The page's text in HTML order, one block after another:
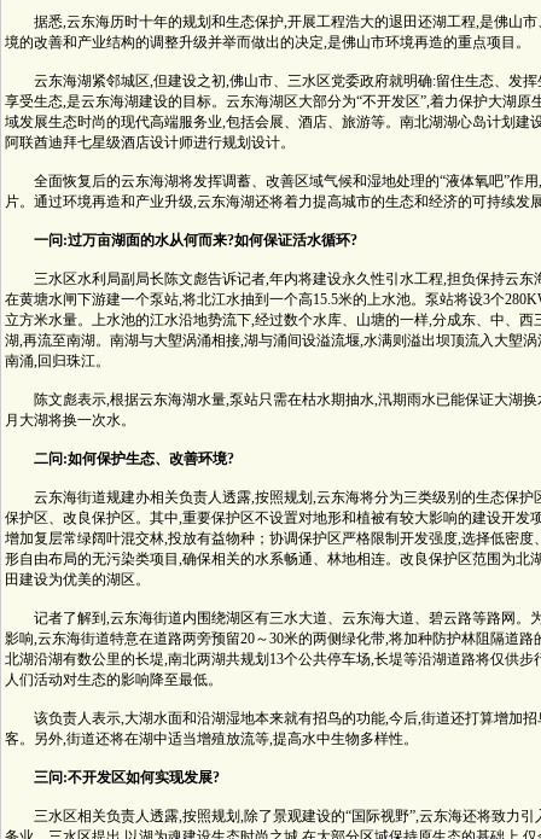
据悉,云东海历时十年的规划和生态保护,开展工程浩大的退田还湖工程,是佛山市
境的改善和产业结构的调整升级并举而做出的决定,是佛山市环境再造的重点项目。
云东海湖紧邻城区,但建设之初,佛山市、三水区党委政府就明确:留住生态、发挥
享受生态,是云东海湖建设的目标。云东海湖区大部分为“不开发区”,着力保护大湖原
域发展生态时尚的现代高端服务业,包括会展、酒店、旅游等。南北湖湖心岛计划建
阿联酋迪拜七星级酒店设计师进行规划设计。
全面恢复后的云东海湖将发挥调蓄、改善区域气候和湿地处理的“液体氧吧”作用
片。通过环境再造和产业升级,云东海湖还将着力提高城市的生态和经济的可持续发
一问:过万亩湖面的水从何而来?如何保证活水循环?
三水区水利局副局长陈文彪告诉记者,年内将建设永久性引水工程,担负保持云东
在黄塘水闸下游建一个泵站,将北江水抽到一个高15.5米的上水池。泵站将设3个
立方米水量。上水池的江水沿地势流下,经过数个水库、山塘的一样,分成东、中、西
湖,再流至南湖。南湖与大塱涡涌相接,湖与涌间设溢流堰,水满则溢出坝顶流入大塱
南涌,回归珠江。
陈文彪表示,根据云东海湖水量,泵站只需在枯水期抽水,汛期雨水已能保证大湖换
月大湖将换一次水。
二问:如何保护生态、改善环境?
云东海街道规建办相关负责人透露,按照规划,云东海将分为三类级别的生态保护
保护区、改良保护区。其中,重要保护区不设置对地形和植被有较大影响的建设开发
增加复层常绿阔叶混交林,投放有益物种；协调保护区严格限制开发强度,选择低密度
形自由布局的无污染类项目,确保相关的水系畅通、林地相连。改良保护区范围为北
田建设为优美的湖区。
记者了解到,云东海街道内围绕湖区有三水大道、云东海大道、碧云路等路网。
影响,云东海街道特意在道路两旁预留20～30米的两侧绿化带,将加种防护林阻隔道路
北湖沿湖有数公里的长堤,南北两湖共规划13个公共停车场,长堤等沿湖道路将仅供步
人们活动对生态的影响降至最低。
该负责人表示,大湖水面和沿湖湿地本来就有招鸟的功能,今后,街道还打算增加招
客。另外,街道还将在湖中适当增殖放流等,提高水中生物多样性。
三问:不开发区如何实现发展?
三水区相关负责人透露,按照规划,除了景观建设的“国际视野”,云东海还将致力引